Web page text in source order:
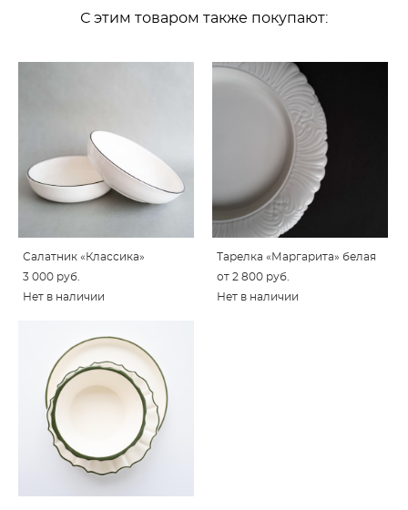
С этим товаром также покупают:
Салатник «Классика»
3 000 pуб.
Нет в наличии
Тарелка «Маргарита» белая
от 2 800 pуб.
Нет в наличии